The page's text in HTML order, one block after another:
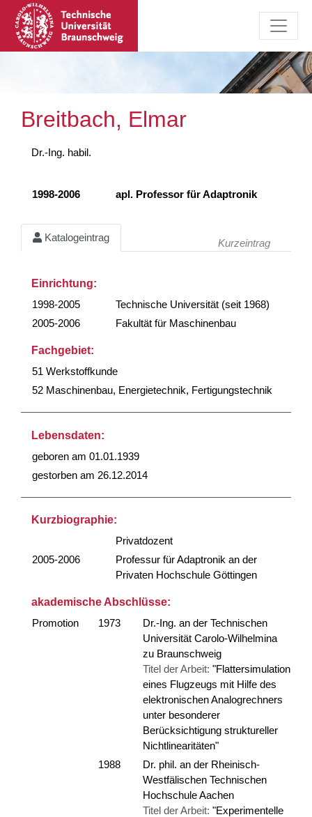
Breitbach, Elmar
Dr.-Ing. habil.
1998-2006 apl. Professor für Adaptronik
Katalogeintrag Kurzeintrag
Einrichtung:
1998-2005
Technische Universität (seit 1968)
2005-2006
Fakultät für Maschinenbau
Fachgebiet:
51 Werkstoffkunde
52 Maschinenbau, Energietechnik, Fertigungstechnik
Lebensdaten:
geboren am 01.01.1939
gestorben am 26.12.2014
Kurzbiographie:
Privatdozent
2005-2006
Professur für Adaptronik an der
Privaten Hochschule Göttingen
akademische Abschlüsse:
Promotion
1973
Dr.-Ing. an der Technischen
Universität Carolo-Wilhelmina
zu Braunschweig
Titel der Arbeit: "Flattersimulation
eines Flugzeugs mit Hilfe des
elektronischen Analogrechners
unter besonderer
Berücksichtigung struktureller
Nichtlinearitäten"
1988
Dr. phil. an der Rheinisch-
Westfälischen Technischen
Hochschule Aachen
Titel der Arbeit: "Experimentelle